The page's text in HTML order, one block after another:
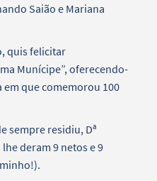
Saião e Mariana
quis felicitar
Munícipe”, oferecendo-
que comemorou 100
sempre residiu, Dª
deram 9 netos e 9